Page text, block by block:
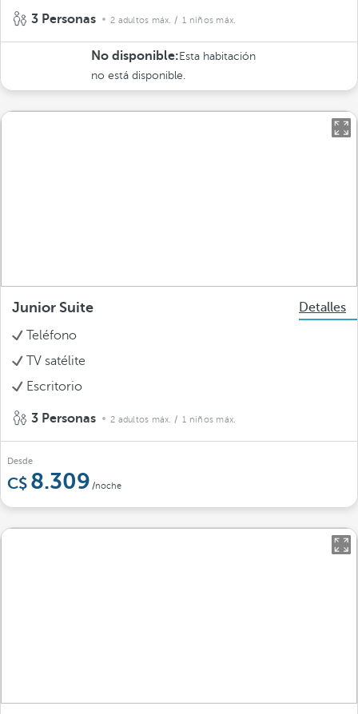
3 Personas 2 adultos máx. / 1 niños máx.
No disponible: Esta habitación
no está disponible.
Junior Suite
Detalles
Teléfono
TV satélite
Escritorio
3 Personas 2 adultos máx. / 1 niños máx.
Desde
8.309 /noche